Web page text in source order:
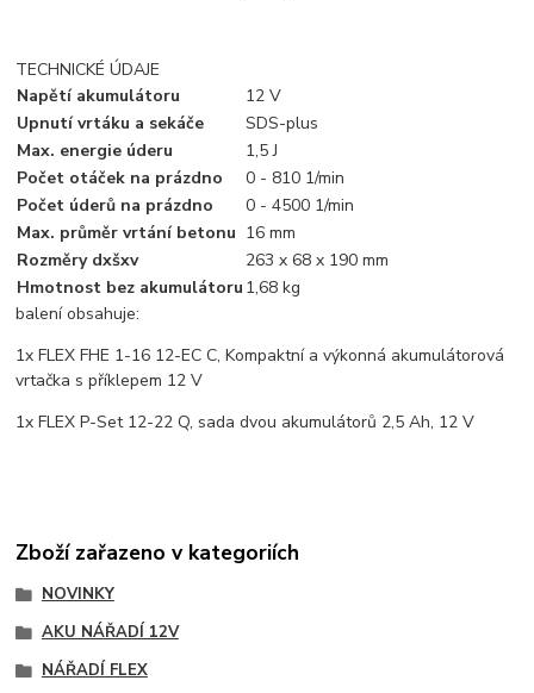
TECHNICKÉ ÚDAJE
Napětí akumulátoru
12 V
Upnutí vrtáku a sekáče
SDS-plus
Max. energie úderu
1,5 J
Počet otáček na prázdno
0 - 810 1/min
Počet úderů na prázdno
0 - 4500 1/min
Max. průměr vrtání betonu 16 mm
Rozměry dxšxv
263 x 68 x 190 mm
Hmotnost bez akumulátoru 1,68 kg
balení obsahuje:
1x FLEX FHE 1-16 12-EC C, Kompaktní a výkonná akumulátorová
vrtačka s příklepem 12 V
1x FLEX P-Set 12-22 Q, sada dvou akumulátorů 2,5 Ah, 12 V
Zboží zařazeno v kategoriích
NOVINKY
AKU NÁŘADÍ 12V
NÁŘADÍ FLEX